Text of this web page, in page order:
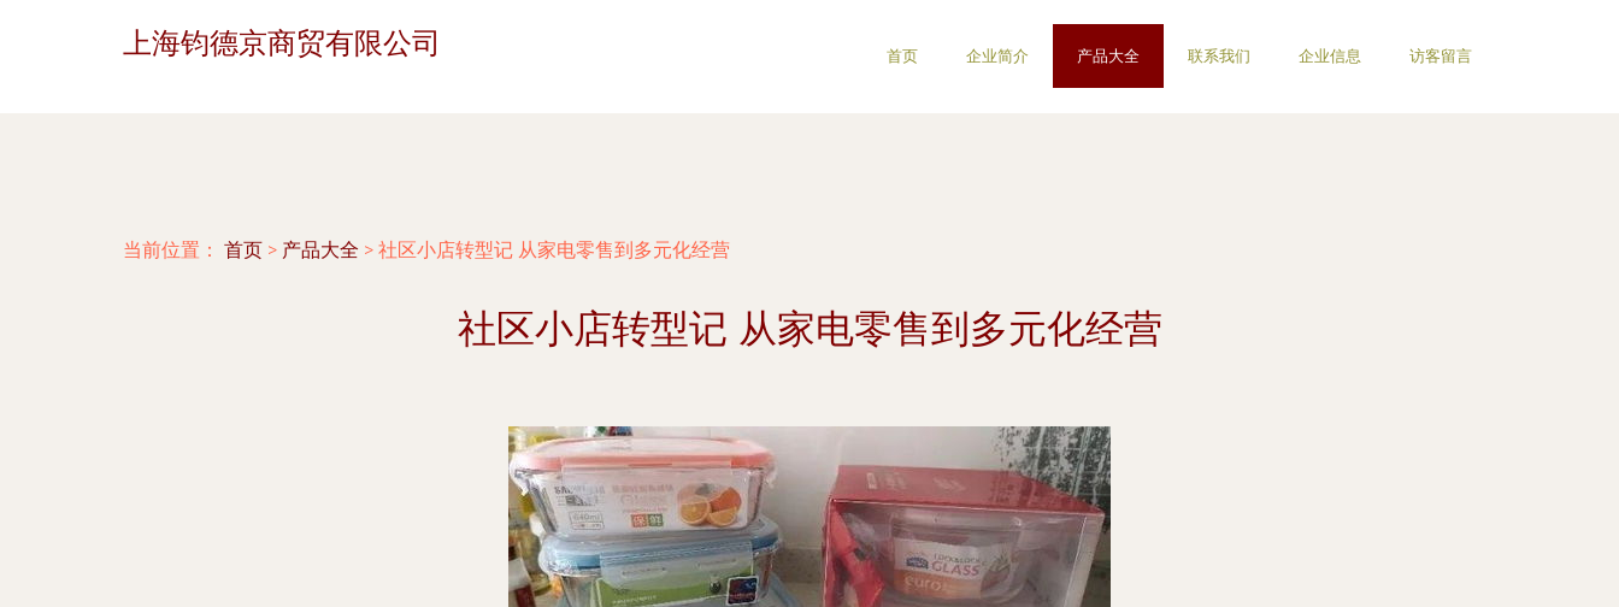
上海钧德京商贸有限公司 首页 企业简介 产品大全 联系我们 企业信息 访客留言
当前位置： 首页 > 产品大全 > 社区小店转型记 从家电零售到多元化经营
社区小店转型记 从家电零售到多元化经营